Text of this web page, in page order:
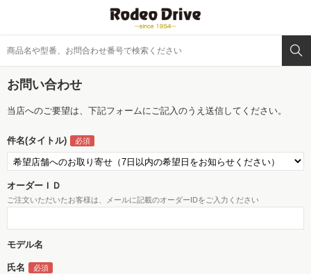
お問い合わせ
当店へのご要望は、下記フォームにご記入のうえ送信してください。
件名(タイトル)
オーダーＩＤ
ご注文いただいたお客様は、メールに記載のオーダーIDをご入力ください
モデル名
氏名